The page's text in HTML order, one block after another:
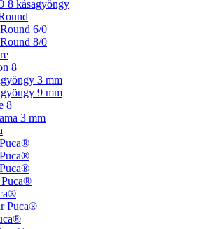
8 kásagyöngy
6/0
8/0
8
3 mm
9 mm
8
3 mm
Puca®